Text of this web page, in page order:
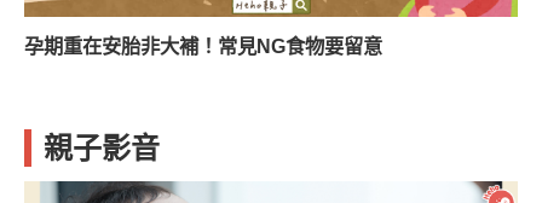
孕期重在安胎非大補！常見NG食物要留意
親子影音